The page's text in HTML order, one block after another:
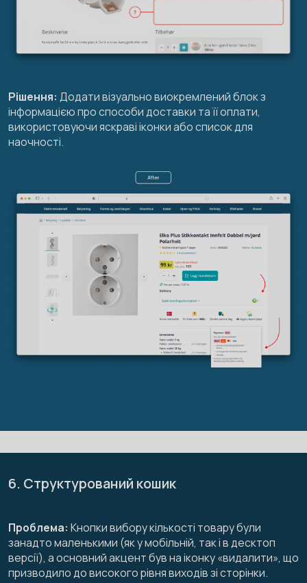
Рішення: Додати візуально виокремлений блок з
інформацією про способи доставки та її оплати,
використовуючи яскраві іконки або список для
наочності.
6. Структурований кошик
Проблема: Кнопки вибору кількості товару були
занадто маленькими (як у мобільній, так і в десктоп
версії), а основний акцент був на іконку «видалити», що
призводило до високого рівня виходів зі сторінки.